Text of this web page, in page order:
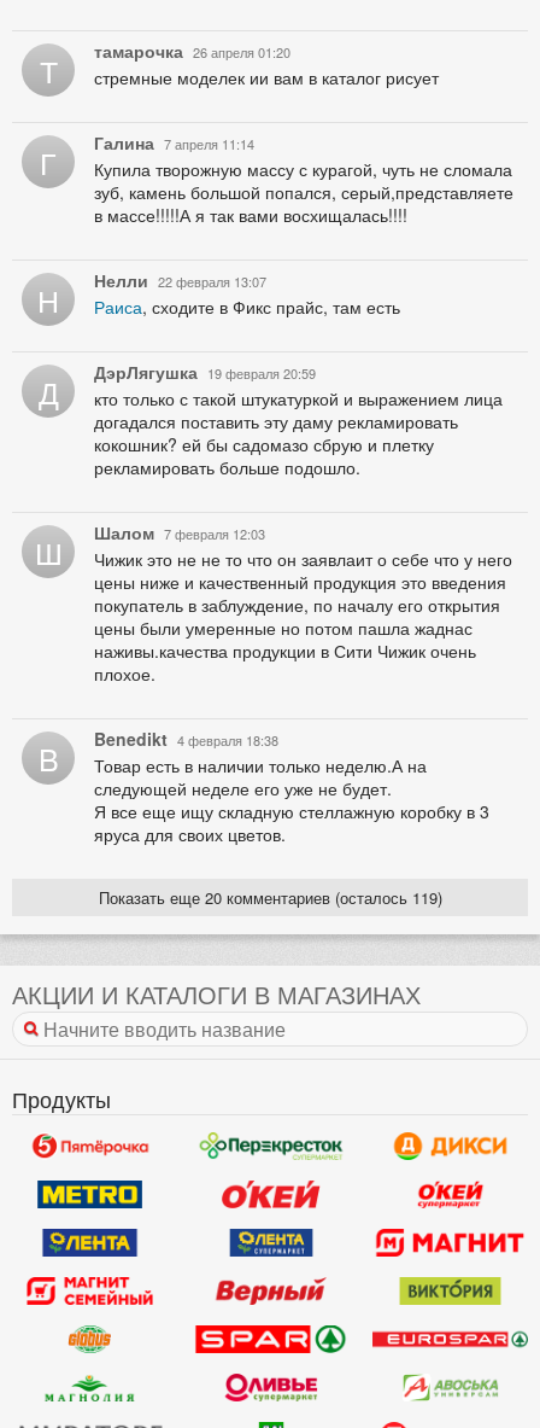
Т тамарочка 26 апреля 01:20
стремные моделек ии вам в каталог рисует
Г Галина 7 апреля 11:14
Купила творожную массу с курагой, чуть не сломала
зуб, камень большой попался, серый,представляете
в массе!!!!!А я так вами восхищалась!!!!
Н Нелли 22 февраля 13:07
Раиса, сходите в Фикс прайс, там есть
Д ДэрЛягушка 19 февраля 20:59
кто только с такой штукатуркой и выражением лица
догадался поставить эту даму рекламировать
кокошник? ей бы садомазо сбрую и плетку
рекламировать больше подошло.
Ш Шалом 7 февраля 12:03
Чижик это не не то что он заявлаит о себе что у него
цены ниже и качественный продукция это введения
покупатель в заблуждение, по началу его открытия
цены были умеренные но потом пашла жаднас
наживы.качества продукции в Сити Чижик очень
плохое.
B Benedikt 4 февраля 18:38
Товар есть в наличии только неделю.А на
следующей неделе его уже не будет.
Я все еще ищу складную стеллажную коробку в 3
яруса для своих цветов.
Показать еще 20 комментариев (осталось 119)
АКЦИИ И КАТАЛОГИ В МАГАЗИНАХ
Продукты